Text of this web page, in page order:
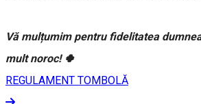
Vă mulțumim pentru fidelitatea
mult noroc! 🍀
REGULAMENT TOMBOLĂ